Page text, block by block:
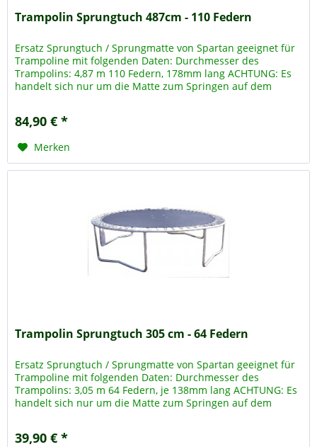
Trampolin Sprungtuch 487cm - 110 Federn
Ersatz Sprungtuch / Sprungmatte von Spartan geeignet für
Trampoline mit folgenden Daten: Durchmesser des
Trampolins: 4,87 m 110 Federn, 178mm lang ACHTUNG: Es
handelt sich nur um die Matte zum Springen auf dem
84,90 € *
Merken
Trampolin Sprungtuch 305 cm - 64 Federn
Ersatz Sprungtuch / Sprungmatte von Spartan geeignet für
Trampoline mit folgenden Daten: Durchmesser des
Trampolins: 3,05 m 64 Federn, je 138mm lang ACHTUNG: Es
handelt sich nur um die Matte zum Springen auf dem
39,90 € *